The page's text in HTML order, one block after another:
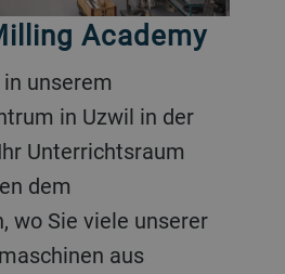
Academy
in Uzwil in der
Unterrichtsraum
dem
wo Sie viele unserer
aus